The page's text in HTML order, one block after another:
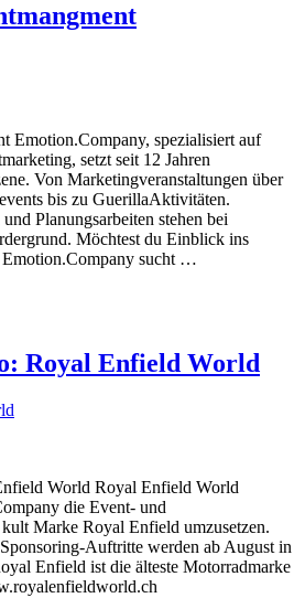
Emotion.Company, spezialisiert auf
setzt seit 12 Jahren
Von Marketingveranstaltungen über
bis zu GuerillaAktivitäten.
Planungsarbeiten stehen bei
Möchtest du Einblick ins
Emotion.Company sucht …
Royal Enfield World
World Royal Enfield World
die Event- und
Marke Royal Enfield umzusetzen.
Auftritte werden ab August in
Enfield ist die älteste Motorradmarke